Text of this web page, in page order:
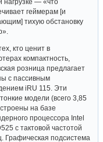
нагрузке — «что
геймерам [и
тихую обстановку
кто ценит в
компактность,
розница предлагает
с пассивным
iRU 115. Эти
модели (всего 3,85
на базе
процессора Intel
с тактовой частотой
Графическая подсистема